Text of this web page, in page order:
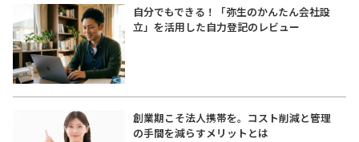
自分でもできる！「弥生のかんたん会社設
立」を活用した自力登記のレビュー
創業期こそ法人携帯を。コスト削減と管理
の手間を減らすメリットとは